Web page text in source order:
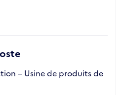
– Usine de produits de